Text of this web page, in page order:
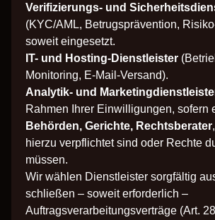
Verifizierungs- und
(KYC/AML, Betrugsprävention,
soweit eingesetzt.
IT- und Hosting-Dienstleister
Monitoring, E-Mail-Versand).
Analytik- und
Rahmen Ihrer Einwilligungen, sofern
Behörden, Gerichte, Rechtsberater
hierzu verpflichtet sind oder Rechte
müssen.
Wir wählen Dienstleister sorgfältig
schließen – soweit erforderlich –
Auftragsverarbeitungsverträge (Art.